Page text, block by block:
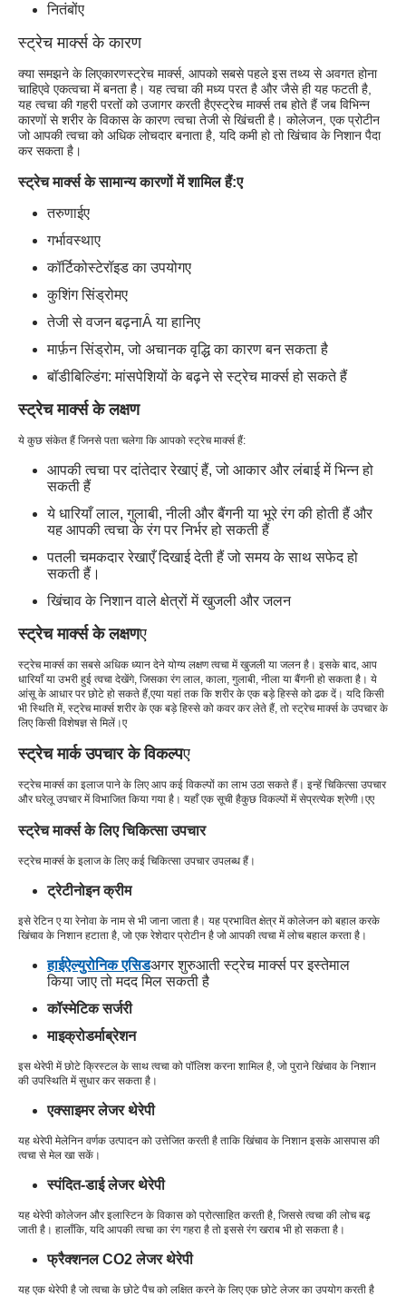
नितंबोंए
स्ट्रेच मार्क्स के कारण
क्या समझने के लिएकारणस्ट्रेच मार्क्स, आपको सबसे पहले इस तथ्य से अवगत होना
चाहिएवे एकत्वचा में बनता है। यह त्वचा की मध्य परत है और जैसे ही यह फटती है,
यह त्वचा की गहरी परतों को उजागर करती हैएस्ट्रेच मार्क्स तब होते हैं जब विभिन्न
कारणों से शरीर के विकास के कारण त्वचा तेजी से खिंचती है। कोलेजन, एक प्रोटीन
जो आपकी त्वचा को अधिक लोचदार बनाता है, यदि कमी हो तो खिंचाव के निशान पैदा
कर सकता है।
स्ट्रेच मार्क्स के सामान्य कारणों में शामिल हैं:ए
तरुणाईए
गर्भावस्थाए
कॉर्टिकोस्टेरॉइड का उपयोगए
कुशिंग सिंड्रोमए
तेजी से वजन बढ़नाÂ या हानिए
मार्फ़न सिंड्रोम, जो अचानक वृद्धि का कारण बन सकता है
बॉडीबिल्डिंग: मांसपेशियों के बढ़ने से स्ट्रेच मार्क्स हो सकते हैं
स्ट्रेच मार्क्स के लक्षण
ये कुछ संकेत हैं जिनसे पता चलेगा कि आपको स्ट्रेच मार्क्स हैं:
आपकी त्वचा पर दांतेदार रेखाएं हैं, जो आकार और लंबाई में भिन्न हो
सकती हैं
ये धारियाँ लाल, गुलाबी, नीली और बैंगनी या भूरे रंग की होती हैं और
यह आपकी त्वचा के रंग पर निर्भर हो सकती हैं
पतली चमकदार रेखाएँ दिखाई देती हैं जो समय के साथ सफेद हो
सकती हैं।
खिंचाव के निशान वाले क्षेत्रों में खुजली और जलन
स्ट्रेच मार्क्स के लक्षणए
स्ट्रेच मार्क्स का सबसे अधिक ध्यान देने योग्य लक्षण त्वचा में खुजली या जलन है। इसके बाद, आप
धारियाँ या उभरी हुई त्वचा देखेंगे, जिसका रंग लाल, काला, गुलाबी, नीला या बैंगनी हो सकता है। ये
आंसू के आधार पर छोटे हो सकते हैं,एया यहां तक ​​कि शरीर के एक बड़े हिस्से को ढक दें। यदि किसी
भी स्थिति में, स्ट्रेच मार्क्स शरीर के एक बड़े हिस्से को कवर कर लेते हैं, तो स्ट्रेच मार्क्स के उपचार के
लिए किसी विशेषज्ञ से मिलें।ए
स्ट्रेच मार्क उपचार के विकल्पए
स्ट्रेच मार्क्स का इलाज पाने के लिए आप कई विकल्पों का लाभ उठा सकते हैं। इन्हें चिकित्सा उपचार
और घरेलू उपचार में विभाजित किया गया है। यहाँ एक सूची हैकुछ विकल्पों में सेप्रत्येक श्रेणी ।एए
स्ट्रेच मार्क्स के लिए चिकित्सा उपचार
स्ट्रेच मार्क्स के इलाज के लिए कई चिकित्सा उपचार उपलब्ध हैं।
ट्रेटीनोइन क्रीम
इसे रेटिन ए या रेनोवा के नाम से भी जाना जाता है। यह प्रभावित क्षेत्र में कोलेजन को बहाल करके
खिंचाव के निशान हटाता है, जो एक रेशेदार प्रोटीन है जो आपकी त्वचा में लोच बहाल करता है।
हाईऐल्युरोनिक एसिडअगर शुरुआती स्ट्रेच मार्क्स पर इस्तेमाल
किया जाए तो मदद मिल सकती है
कॉस्मेटिक सर्जरी
माइक्रोडर्माब्रेशन
इस थेरेपी में छोटे क्रिस्टल के साथ त्वचा को पॉलिश करना शामिल है, जो पुराने खिंचाव के निशान
की उपस्थिति में सुधार कर सकता है।
एक्साइमर लेजर थेरेपी
यह थेरेपी मेलेनिन वर्णक उत्पादन को उत्तेजित करती है ताकि खिंचाव के निशान इसके आसपास की
त्वचा से मेल खा सकें।
स्पंदित-डाई लेजर थेरेपी
यह थेरेपी कोलेजन और इलास्टिन के विकास को प्रोत्साहित करती है, जिससे त्वचा की लोच बढ़
जाती है। हालाँकि, यदि आपकी त्वचा का रंग गहरा है तो इससे रंग खराब भी हो सकता है।
फ्रैक्शनल CO2 लेजर थेरेपी
यह एक थेरेपी है जो त्वचा के छोटे पैच को लक्षित करने के लिए एक छोटे लेजर का उपयोग करती है